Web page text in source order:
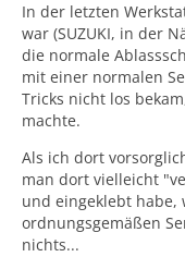
In der letzten
war (SUZUKI, in der
die normale
mit einer normalen
Tricks nicht los
machte.
Als ich dort
man dort vielleicht
und eingeklebt
ordnungsgemäßen
nichts...